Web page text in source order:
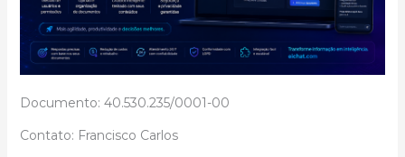
Documento: 40.530.235/0001-00
Contato: Francisco Carlos